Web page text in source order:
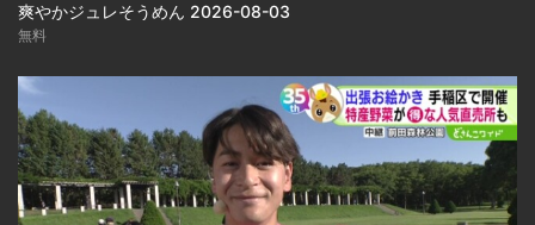
爽やかジュレそうめん 2026-08-03
無料